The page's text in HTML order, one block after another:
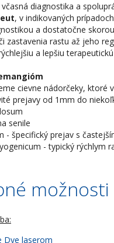
diagnostika a
, v indikovaných
a dostatočne
zastavenia rastu až jeho
a lepšiu
cievne nádorčeky, ktoré
prejavy od 1mm do
senile
- špecifický prejav s
- typický rýchlym
možnosti
Dye laserom